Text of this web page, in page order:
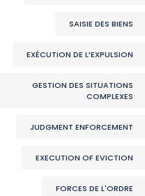
SAISIE DES BIENS
EXÉCUTION DE L’EXPULSION
GESTION DES SITUATIONS
COMPLEXES
JUDGMENT ENFORCEMENT
EXECUTION OF EVICTION
FORCES DE L'ORDRE